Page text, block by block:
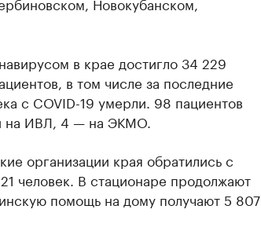
в крае достигло 34 229
в том числе за последние
с COVID-19 умерли. 98 пациентов
на ИВЛ, 4 — на ЭКМО.
организации края обратились с
человек. В стационаре продолжают
помощь на дому получают 5 807